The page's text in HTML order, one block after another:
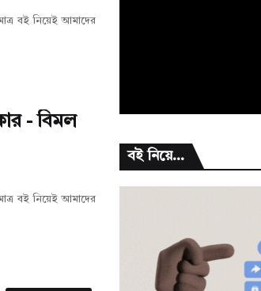
বই নিয়েই আমাদের
- বিমল
বই নিয়েই আমাদের
বই নিয়ে...